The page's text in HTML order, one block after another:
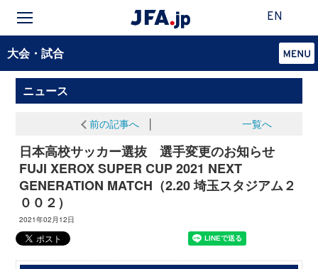
EN
大会・試合
ニュース
前の記事へ│ 一覧へ
日本高校サッカー選抜 選手変更のお知らせ
FUJI XEROX SUPER CUP 2021 NEXT
GENERATION MATCH（2.20 埼玉スタジアム２
００２）
2021年02月12日